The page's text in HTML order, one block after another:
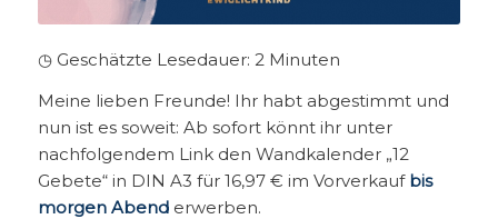
◷ Geschätzte Lesedauer: 2 Minuten
Meine lieben Freunde! Ihr habt abgestimmt und
nun ist es soweit: Ab sofort könnt ihr unter
nachfolgendem Link den Wandkalender „12
Gebete“ in DIN A3 für 16,97 € im Vorverkauf bis
morgen Abenderwerben.